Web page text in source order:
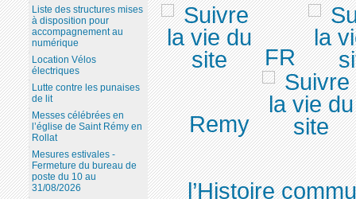
Liste des structures mises
à disposition pour
accompagnement au
numérique
Location Vélos
électriques
Lutte contre les punaises
de lit
Messes célébrées en
l’église de Saint Rémy en
Rollat
Mesures estivales -
Fermeture du bureau de
poste du 10 au
31/08/2026
FR
Remy
l’Histoire